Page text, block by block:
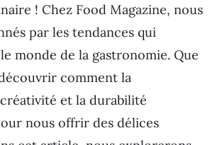
! Chez Food Magazine, nous
par les tendances qui
monde de la gastronomie. Que
comment la
et la durabilité
nous offrir des délices